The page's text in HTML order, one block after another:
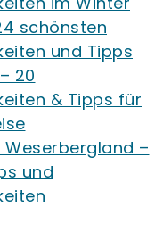
schönsten
und Tipps
20
& Tipps für
–
und